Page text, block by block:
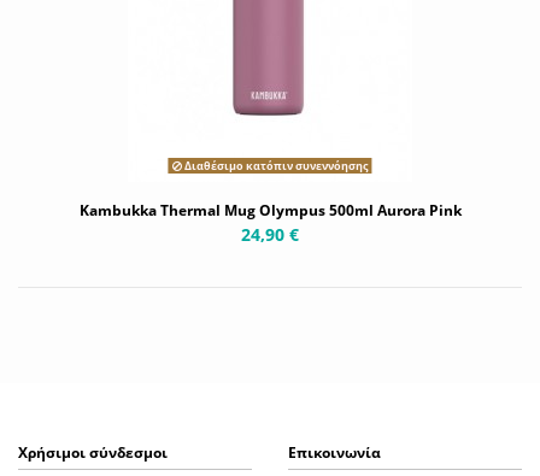
Διαθέσιμο κατόπιν συνεννόησης
Kambukka Thermal Mug Olympus 500ml Aurora Pink
24,90 €
Χρήσιμοι σύνδεσμοι Επικοινωνία